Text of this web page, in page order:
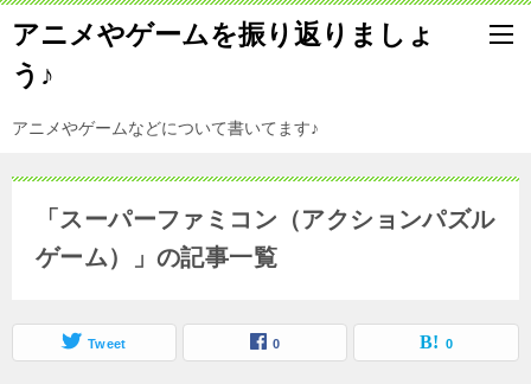
アニメやゲームを振り返りましょ
う♪
アニメやゲームなどについて書いてます♪
「スーパーファミコン（アクションパズル
ゲーム）」の記事一覧
Tweet 0 0